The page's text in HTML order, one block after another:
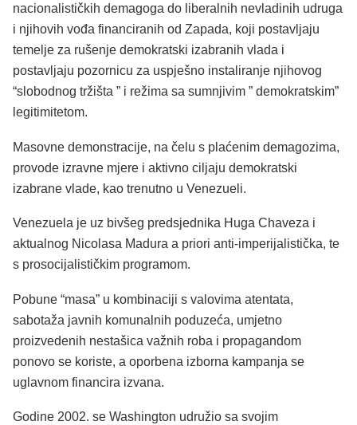
nacionalističkih demagoga do liberalnih nevladinih udruga
i njihovih vođa financiranih od Zapada, koji postavljaju
temelje za rušenje demokratski izabranih vlada i
postavljaju pozornicu za uspješno instaliranje njihovog
“slobodnog tržišta ” i režima sa sumnjivim ” demokratskim”
legitimitetom.
Masovne demonstracije, na čelu s plaćenim demagozima,
provode izravne mjere i aktivno ciljaju demokratski
izabrane vlade, kao trenutno u Venezueli.
Venezuela je uz bivšeg predsjednika Huga Chaveza i
aktualnog Nicolasa Madura a priori anti-imperijalistička, te
s prosocijalističkim programom.
Pobune “masa” u kombinaciji s valovima atentata,
sabotaža javnih komunalnih poduzeća, umjetno
proizvedenih nestašica važnih roba i propagandom
ponovo se koriste, a oporbena izborna kampanja se
uglavnom financira izvana.
Godine 2002. se Washington udružio sa svojim